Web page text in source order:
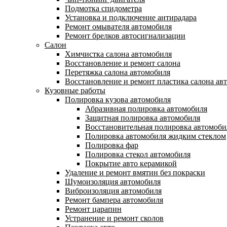
Подмотка спидометра
Установка и подключение антирадара
Ремонт омывателя автомобиля
Ремонт брелков автосигнализации
Салон
Химчистка салона автомобиля
Восстановление и ремонт салона
Перетяжка салона автомобиля
Восстановление и ремонт пластика салона
Кузовные работы
Полировка кузова автомобиля
Абразивная полировка автомобиля
Защитная полировка автомобиля
Восстановительная полировка
Полировка автомобиля жидким стеклом
Полировка фар
Полировка стекол автомобиля
Покрытие авто керамикой
Удаление и ремонт вмятин без покраски
Шумоизоляция автомобиля
Виброизоляция автомобиля
Ремонт бампера автомобиля
Ремонт царапин
Устранение и ремонт сколов